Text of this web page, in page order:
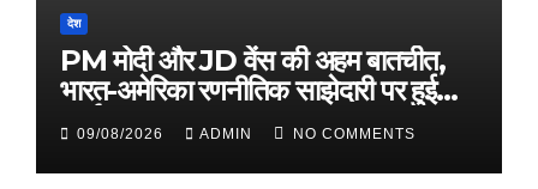
देश
PM मोदी और JD वेंस की अहम बातचीत,
भारत-अमेरिका रणनीतिक साझेदारी पर हुई
चर्चा
09/08/2026 ADMIN NO COMMENTS